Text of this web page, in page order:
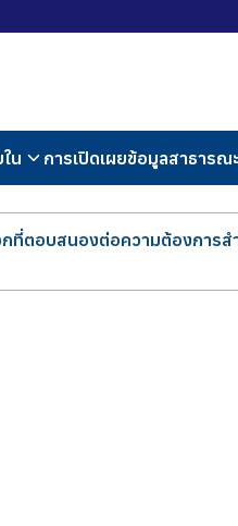
น การเปิดเผยข้อมูลสาธารณะ
ที่ตอบสนองต่อความต้องการส